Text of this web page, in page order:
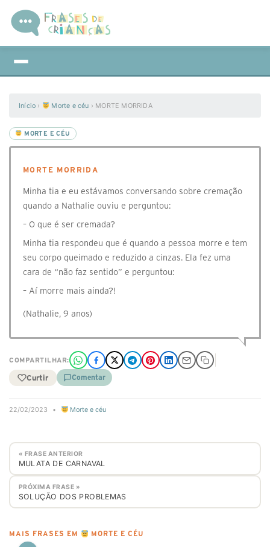
Início › Morte e céu › MORTE MORRIDA
MORTE E CÉU
MORTE MORRIDA
Minha tia e eu estávamos conversando sobre cremação
quando a Nathalie ouviu e perguntou:
– O que é ser cremada?
Minha tia respondeu que é quando a pessoa morre e tem
seu corpo queimado e reduzido a cinzas. Ela fez uma
cara de “não faz sentido” e perguntou:
– Aí morre mais ainda?!
(Nathalie, 9 anos)
COMPARTILHAR:
Curtir Comentar
22/02/2023 • Morte e céu
« FRASE ANTERIOR
MULATA DE CARNAVAL
PRÓXIMA FRASE »
SOLUÇÃO DOS PROBLEMAS
MAIS FRASES EM MORTE E CÉU